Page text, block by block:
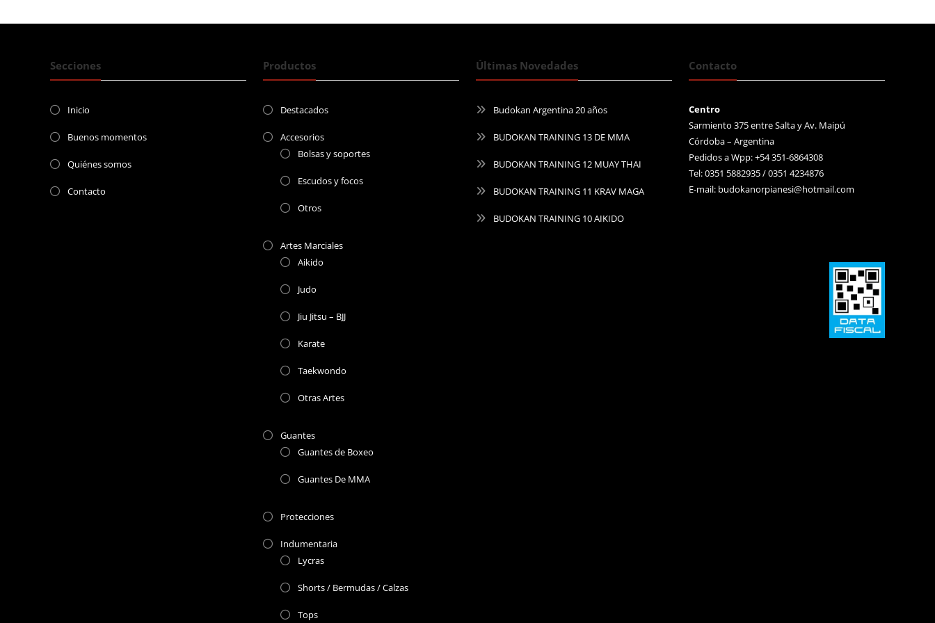
Secciones
Inicio
Buenos momentos
Quiénes somos
Contacto
Productos
Destacados
Accesorios
Bolsas y soportes
Escudos y focos
Otros
Artes Marciales
Aikido
Judo
Jiu Jitsu – BJJ
Karate
Taekwondo
Otras Artes
Guantes
Guantes de Boxeo
Guantes De MMA
Protecciones
Indumentaria
Lycras
Shorts / Bermudas / Calzas
Tops
Últimas Novedades
Budokan Argentina 20 años
BUDOKAN TRAINING 13 DE MMA
BUDOKAN TRAINING 12 MUAY THAI
BUDOKAN TRAINING 11 KRAV MAGA
BUDOKAN TRAINING 10 AIKIDO
Contacto
Centro
Sarmiento 375 entre Salta y Av. Maipú
Córdoba – Argentina
Pedidos a Wpp: +54 351-6864308
Tel: 0351 5882935 / 0351 4234876
E-mail: budokanorpianesi@hotmail.com